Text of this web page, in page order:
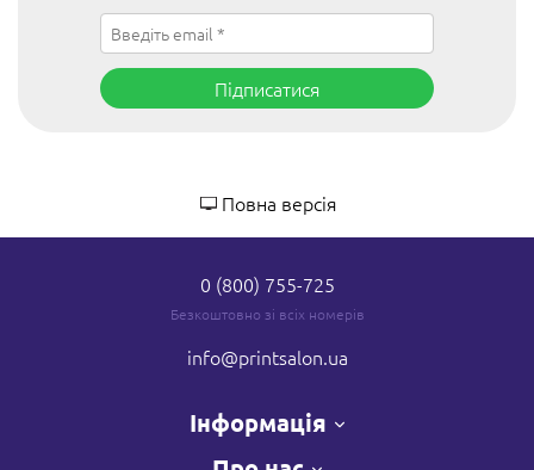
Підписатися
Повна версія
0 (800) 755-725
Безкоштовно зі всіх номерів
info@printsalon.ua
Інформація